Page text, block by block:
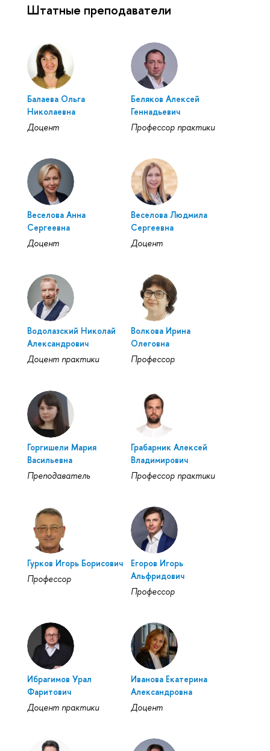
Штатные преподаватели
Балаева Ольга
Николаевна
Доцент
Беляков Алексей
Геннадьевич
Профессор практики
Веселова Анна
Сергеевна
Доцент
Веселова Людмила
Сергеевна
Доцент
Водолазский Николай
Александрович
Доцент практики
Волкова Ирина
Олеговна
Профессор
Горгишели Мария
Васильевна
Преподаватель
Грабарник Алексей
Владимирович
Профессор практики
Гурков Игорь Борисович
Профессор
Егоров Игорь
Альфридович
Профессор
Ибрагимов Урал
Фаритович
Доцент практики
Иванова Екатерина
Александровна
Доцент